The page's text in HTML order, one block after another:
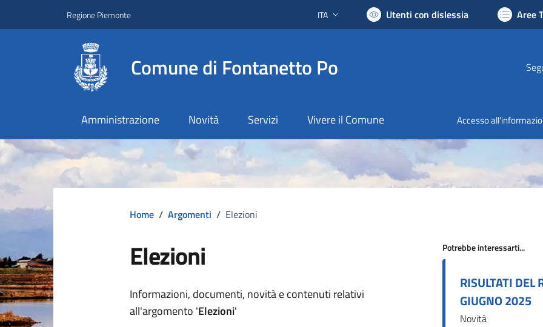
Regione Piemonte Lingua attiva:
ITA Utenti con dislessia Aree
Comune di Fontanetto Po
Amministrazione Novità Servizi Vivere il Comune Accesso
Home / Argomenti / Elezioni
Elezioni
Dettagli argomento
Informazioni, documenti, novità e contenuti relativi
all'argomento 'Elezioni'
Potrebbe interessarti...
RISULTATI DEL
GIUGNO 2025
Novità